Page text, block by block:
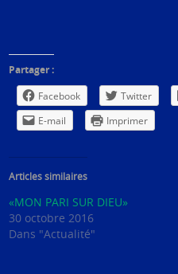
Partager :
Facebook
Twitter
E-mail
Imprimer
Articles similaires
«MON PARI SUR DIEU»
30 octobre 2016
Dans "Actualité"